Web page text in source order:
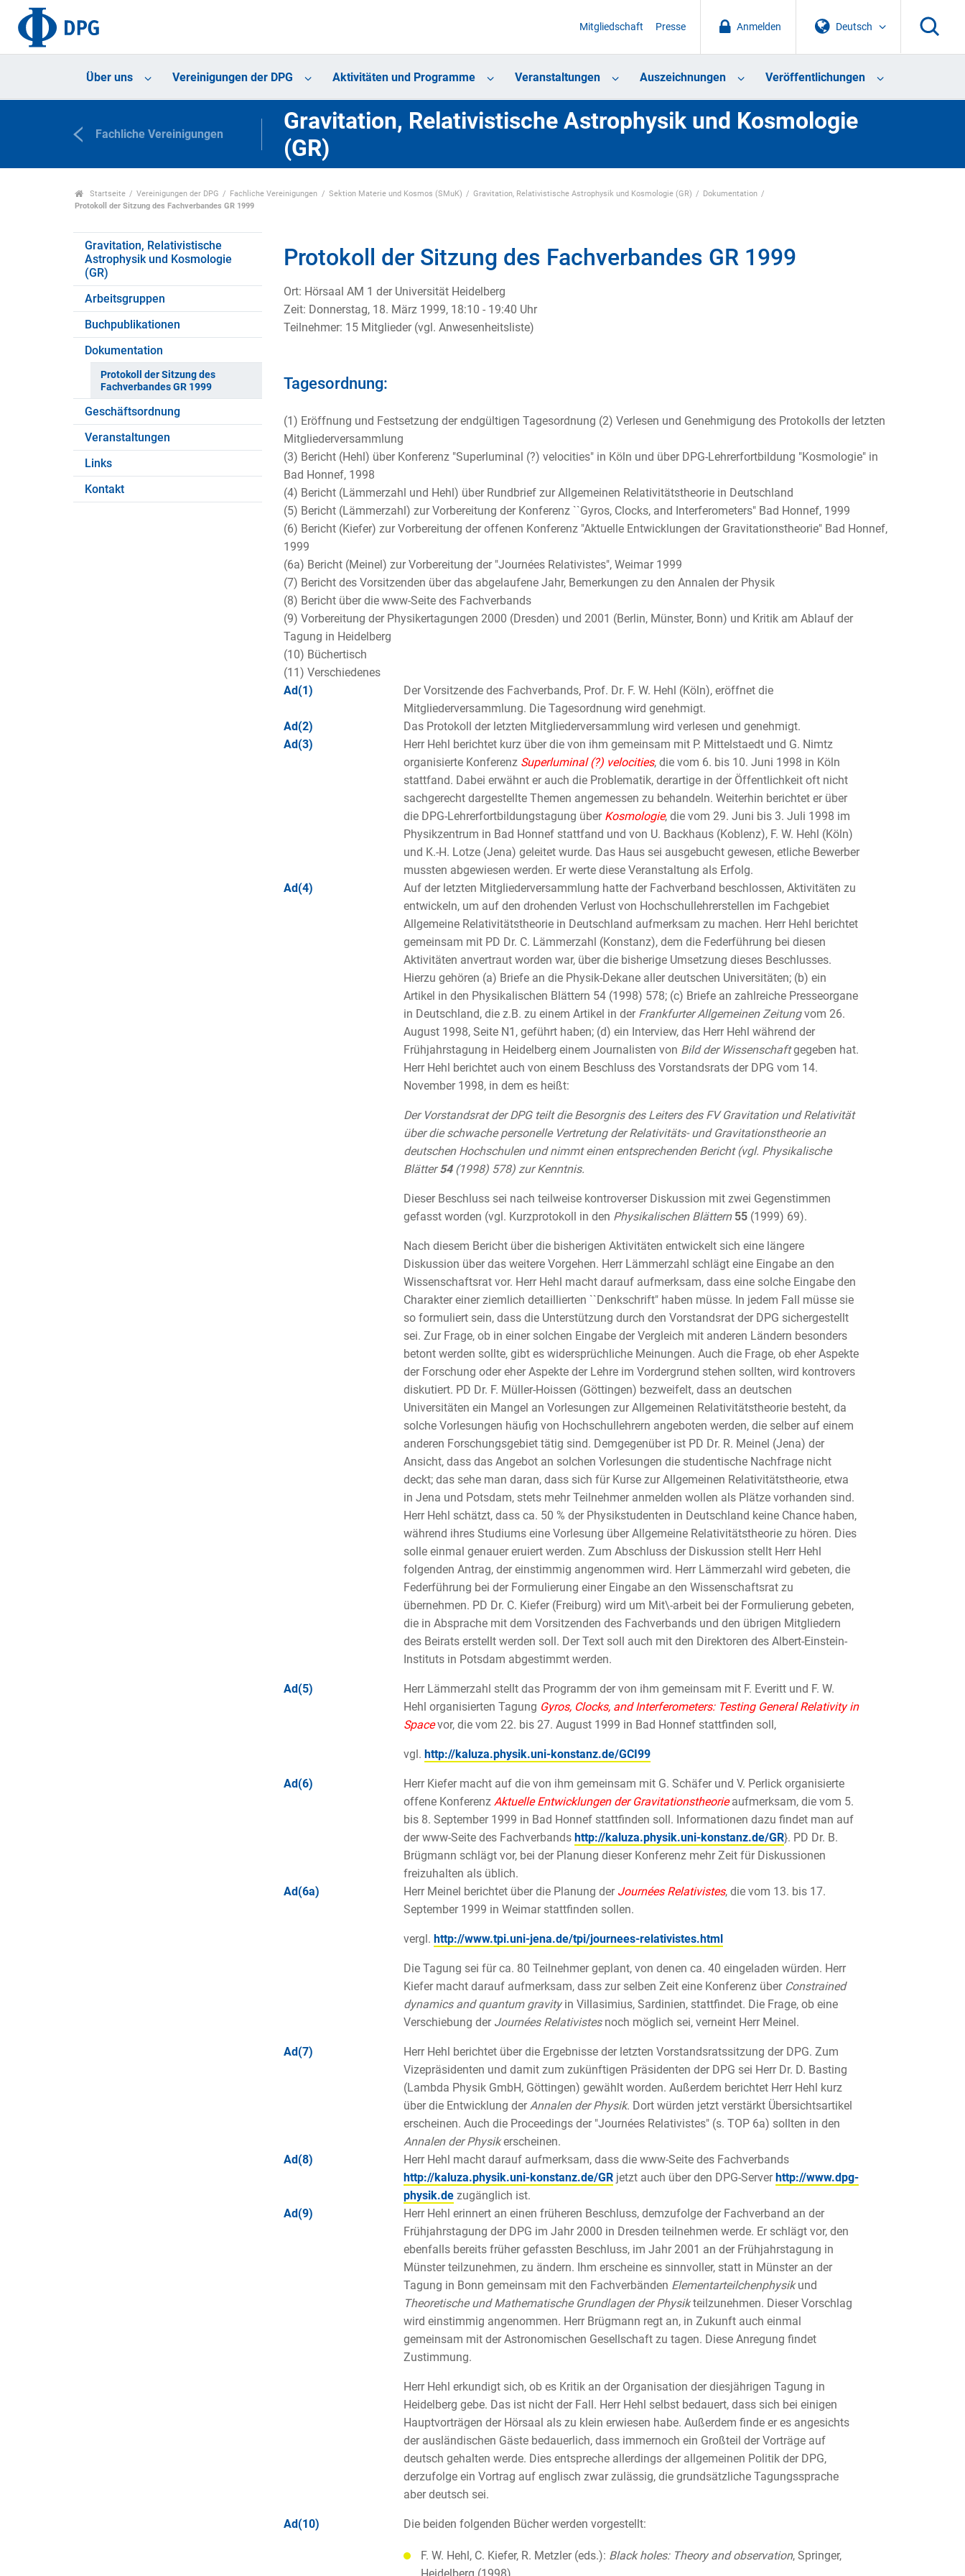
Deutsch
Anmelden
Mitgliedschaft Presse
Über uns Vereinigungen der DPG Aktivitäten und Programme Veranstaltungen Auszeichnungen Veröffentlichungen
Fachliche Vereinigungen
Gravitation, Relativistische Astrophysik und Kosmologie
(GR)
Startseite Vereinigungen der DPG Fachliche Vereinigungen Sektion Materie und Kosmos (SMuK) Gravitation, Relativistische Astrophysik und Kosmologie (GR)
Dokumentation
Protokoll der Sitzung des Fachverbandes GR 1999
Gravitation, Relativistische
Astrophysik und Kosmologie
(GR)
Arbeitsgruppen
Buchpublikationen
Dokumentation
Protokoll der Sitzung des
Fachverbandes GR 1999
Geschäftsordnung
Veranstaltungen
Links
Kontakt
Protokoll der Sitzung des Fachverbandes GR 1999
Ort: Hörsaal AM 1 der Universität Heidelberg
Zeit: Donnerstag, 18. März 1999, 18:10 - 19:40 Uhr
Teilnehmer: 15 Mitglieder (vgl. Anwesenheitsliste)
Tagesordnung:
(1) Eröffnung und Festsetzung der endgültigen Tagesordnung (2) Verlesen und Genehmigung des Protokolls der letzten
Mitgliederversammlung
(3) Bericht (Hehl) über Konferenz "Superluminal (?) velocities" in Köln und über DPG-Lehrerfortbildung "Kosmologie" in
Bad Honnef, 1998
(4) Bericht (Lämmerzahl und Hehl) über Rundbrief zur Allgemeinen Relativitätstheorie in Deutschland
(5) Bericht (Lämmerzahl) zur Vorbereitung der Konferenz ``Gyros, Clocks, and Interferometers" Bad Honnef, 1999
(6) Bericht (Kiefer) zur Vorbereitung der offenen Konferenz "Aktuelle Entwicklungen der Gravitationstheorie" Bad Honnef,
1999
(6a) Bericht (Meinel) zur Vorbereitung der "Journées Relativistes", Weimar 1999
(7) Bericht des Vorsitzenden über das abgelaufene Jahr, Bemerkungen zu den Annalen der Physik
(8) Bericht über die www-Seite des Fachverbands
(9) Vorbereitung der Physikertagungen 2000 (Dresden) und 2001 (Berlin, Münster, Bonn) und Kritik am Ablauf der
Tagung in Heidelberg
(10) Büchertisch
(11) Verschiedenes
Ad(1)
Der Vorsitzende des Fachverbands, Prof. Dr. F. W. Hehl (Köln), eröffnet die
Mitgliederversammlung. Die Tagesordnung wird genehmigt.
Ad(2)
Das Protokoll der letzten Mitgliederversammlung wird verlesen und genehmigt.
Ad(3)
Herr Hehl berichtet kurz über die von ihm gemeinsam mit P. Mittelstaedt und G. Nimtz
organisierte Konferenz Superluminal (?) velocities, die vom 6. bis 10. Juni 1998 in Köln
stattfand. Dabei erwähnt er auch die Problematik, derartige in der Öffentlichkeit oft nicht
sachgerecht dargestellte Themen angemessen zu behandeln. Weiterhin berichtet er über
die DPG-Lehrerfortbildungstagung über Kosmologie, die vom 29. Juni bis 3. Juli 1998 im
Physikzentrum in Bad Honnef stattfand und von U. Backhaus (Koblenz), F. W. Hehl (Köln)
und K.-H. Lotze (Jena) geleitet wurde. Das Haus sei ausgebucht gewesen, etliche Bewerber
mussten abgewiesen werden. Er werte diese Veranstaltung als Erfolg.
Ad(4)
Auf der letzten Mitgliederversammlung hatte der Fachverband beschlossen, Aktivitäten zu
entwickeln, um auf den drohenden Verlust von Hochschullehrerstellen im Fachgebiet
Allgemeine Relativitätstheorie in Deutschland aufmerksam zu machen. Herr Hehl berichtet
gemeinsam mit PD Dr. C. Lämmerzahl (Konstanz), dem die Federführung bei diesen
Aktivitäten anvertraut worden war, über die bisherige Umsetzung dieses Beschlusses.
Hierzu gehören (a) Briefe an die Physik-Dekane aller deutschen Universitäten; (b) ein
Artikel in den Physikalischen Blättern 54 (1998) 578; (c) Briefe an zahlreiche Presseorgane
in Deutschland, die z.B. zu einem Artikel in der Frankfurter Allgemeinen Zeitungvom 26.
August 1998, Seite N1, geführt haben; (d) ein Interview, das Herr Hehl während der
Frühjahrstagung in Heidelberg einem Journalisten von Bild der Wissenschaftgegeben hat.
Herr Hehl berichtet auch von einem Beschluss des Vorstandsrats der DPG vom 14.
November 1998, in dem es heißt:
Der Vorstandsrat der DPG teilt die Besorgnis des Leiters des FVGravitation und Relativität
über die schwache personelle Vertretung der Relativitäts- und Gravitationstheorie an
deutschen Hochschulen und nimmt einen entsprechenden Bericht (vgl. Physikalische
Blätter 54(1998) 578) zur Kenntnis.
Dieser Beschluss sei nach teilweise kontroverser Diskussion mit zwei Gegenstimmen
gefasst worden (vgl. Kurzprotokoll in den Physikalischen Blättern 55(1999) 69).
Nach diesem Bericht über die bisherigen Aktivitäten entwickelt sich eine längere
Diskussion über das weitere Vorgehen. Herr Lämmerzahl schlägt eine Eingabe an den
Wissenschaftsrat vor. Herr Hehl macht darauf aufmerksam, dass eine solche Eingabe den
Charakter einer ziemlich detaillierten ``Denkschrift" haben müsse. In jedem Fall müsse sie
so formuliert sein, dass die Unterstützung durch den Vorstandsrat der DPG sichergestellt
sei. Zur Frage, ob in einer solchen Eingabe der Vergleich mit anderen Ländern besonders
betont werden sollte, gibt es widersprüchliche Meinungen. Auch die Frage, ob eher Aspekte
der Forschung oder eher Aspekte der Lehre im Vordergrund stehen sollten, wird kontrovers
diskutiert. PD Dr. F. Müller-Hoissen (Göttingen) bezweifelt, dass an deutschen
Universitäten ein Mangel an Vorlesungen zur Allgemeinen Relativitätstheorie besteht, da
solche Vorlesungen häufig von Hochschullehrern angeboten werden, die selber auf einem
anderen Forschungsgebiet tätig sind. Demgegenüber ist PD Dr. R. Meinel (Jena) der
Ansicht, dass das Angebot an solchen Vorlesungen die studentische Nachfrage nicht
deckt; das sehe man daran, dass sich für Kurse zur Allgemeinen Relativitätstheorie, etwa
in Jena und Potsdam, stets mehr Teilnehmer anmelden wollen als Plätze vorhanden sind.
Herr Hehl schätzt, dass ca. 50 % der Physikstudenten in Deutschland keine Chance haben,
während ihres Studiums eine Vorlesung über Allgemeine Relativitätstheorie zu hören. Dies
solle einmal genauer eruiert werden. Zum Abschluss der Diskussion stellt Herr Hehl
folgenden Antrag, der einstimmig angenommen wird. Herr Lämmerzahl wird gebeten, die
Federführung bei der Formulierung einer Eingabe an den Wissenschaftsrat zu
übernehmen. PD Dr. C. Kiefer (Freiburg) wird um Mit\-arbeit bei der Formulierung gebeten,
die in Absprache mit dem Vorsitzenden des Fachverbands und den übrigen Mitgliedern
des Beirats erstellt werden soll. Der Text soll auch mit den Direktoren des Albert-Einstein-
Instituts in Potsdam abgestimmt werden.
Ad(5)
Herr Lämmerzahl stellt das Programm der von ihm gemeinsam mit F. Everitt und F. W.
Hehl organisierten Tagung Gyros, Clocks, and Interferometers: Testing General Relativity in
Spacevor, die vom 22. bis 27. August 1999 in Bad Honnef stattfinden soll,
vgl. http://kaluza.physik.uni-konstanz.de/GCI99
Ad(6)
Herr Kiefer macht auf die von ihm gemeinsam mit G. Schäfer und V. Perlick organisierte
offene Konferenz Aktuelle Entwicklungen der Gravitationstheorieaufmerksam, die vom 5.
bis 8. September 1999 in Bad Honnef stattfinden soll. Informationen dazu findet man auf
der www-Seite des Fachverbands http://kaluza.physik.uni-konstanz.de/GR}. PD Dr. B.
Brügmann schlägt vor, bei der Planung dieser Konferenz mehr Zeit für Diskussionen
freizuhalten als üblich.
Ad(6a)
Herr Meinel berichtet über die Planung der Journées Relativistes, die vom 13. bis 17.
September 1999 in Weimar stattfinden sollen.
vergl. http://www.tpi.uni-jena.de/tpi/journees-relativistes.html
Die Tagung sei für ca. 80 Teilnehmer geplant, von denen ca. 40 eingeladen würden. Herr
Kiefer macht darauf aufmerksam, dass zur selben Zeit eine Konferenz über Constrained
dynamics and quantum gravityin Villasimius, Sardinien, stattfindet. Die Frage, ob eine
Verschiebung der Journées Relativistesnoch möglich sei, verneint Herr Meinel.
Ad(7)
Herr Hehl berichtet über die Ergebnisse der letzten Vorstandsratssitzung der DPG. Zum
Vizepräsidenten und damit zum zukünftigen Präsidenten der DPG sei Herr Dr. D. Basting
(Lambda Physik GmbH, Göttingen) gewählt worden. Außerdem berichtet Herr Hehl kurz
über die Entwicklung derAnnalen der Physik. Dort würden jetzt verstärkt Übersichtsartikel
erscheinen. Auch die Proceedings der "Journées Relativistes" (s. TOP 6a) sollten in den
Annalen der Physikerscheinen.
Ad(8)
Herr Hehl macht darauf aufmerksam, dass die www-Seite des Fachverbands
http://kaluza.physik.uni-konstanz.de/GRjetzt auch über den DPG-Server http://www.dpg-
physik.dezugänglich ist.
Ad(9)
Herr Hehl erinnert an einen früheren Beschluss, demzufolge der Fachverband an der
Frühjahrstagung der DPG im Jahr 2000 in Dresden teilnehmen werde. Er schlägt vor, den
ebenfalls bereits früher gefassten Beschluss, im Jahr 2001 an der Frühjahrstagung in
Münster teilzunehmen, zu ändern. Ihm erscheine es sinnvoller, statt in Münster an der
Tagung in Bonn gemeinsam mit den Fachverbänden Elementarteilchenphysikund
Theoretische und Mathematische Grundlagen der Physikteilzunehmen. Dieser Vorschlag
wird einstimmig angenommen. Herr Brügmann regt an, in Zukunft auch einmal
gemeinsam mit der Astronomischen Gesellschaft zu tagen. Diese Anregung findet
Zustimmung.
Herr Hehl erkundigt sich, ob es Kritik an der Organisation der diesjährigen Tagung in
Heidelberg gebe. Das ist nicht der Fall. Herr Hehl selbst bedauert, dass sich bei einigen
Hauptvorträgen der Hörsaal als zu klein erwiesen habe. Außerdem finde er es angesichts
der ausländischen Gäste bedauerlich, dass immernoch ein Großteil der Vorträge auf
deutsch gehalten werde. Dies entspreche allerdings der allgemeinen Politik der DPG,
derzufolge ein Vortrag auf englisch zwar zulässig, die grundsätzliche Tagungssprache
aber deutsch sei.
Ad(10) Die beiden folgenden Bücher werden vorgestellt:
F. W. Hehl, C. Kiefer, R. Metzler (eds.): Black holes: Theory and observation, Springer,